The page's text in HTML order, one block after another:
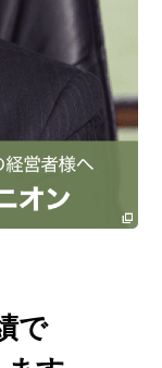
で